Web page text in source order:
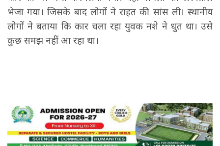
भेजा गया। जिसके बाद लोगों ने राहत की सांस ली। स्थानीय
लोगों ने बताया कि कार चला रहा युवक नशे ने धुत था। उसे
कुछ समझ नहीं आ रहा था।